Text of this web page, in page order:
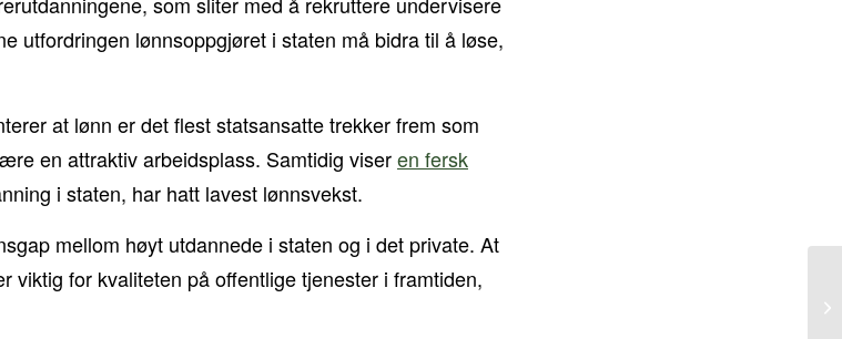
utfordringen lønnsoppgjøret i staten må bidra til å løse,
at lønn er det flest statsansatte trekker frem som
en attraktiv arbeidsplass. Samtidig viseren fersk
i staten, har hatt lavest lønnsvekst.
mellom høyt utdannede i staten og i det private. At
viktig for kvaliteten på offentlige tjenester i framtiden,